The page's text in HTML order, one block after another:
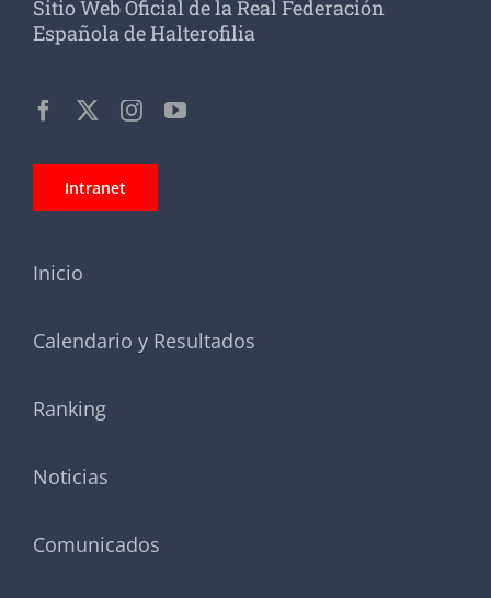
Sitio Web Oficial de la Real Federación
Española de Halterofilia
Intranet
Inicio
Calendario y Resultados
Ranking
Noticias
Comunicados